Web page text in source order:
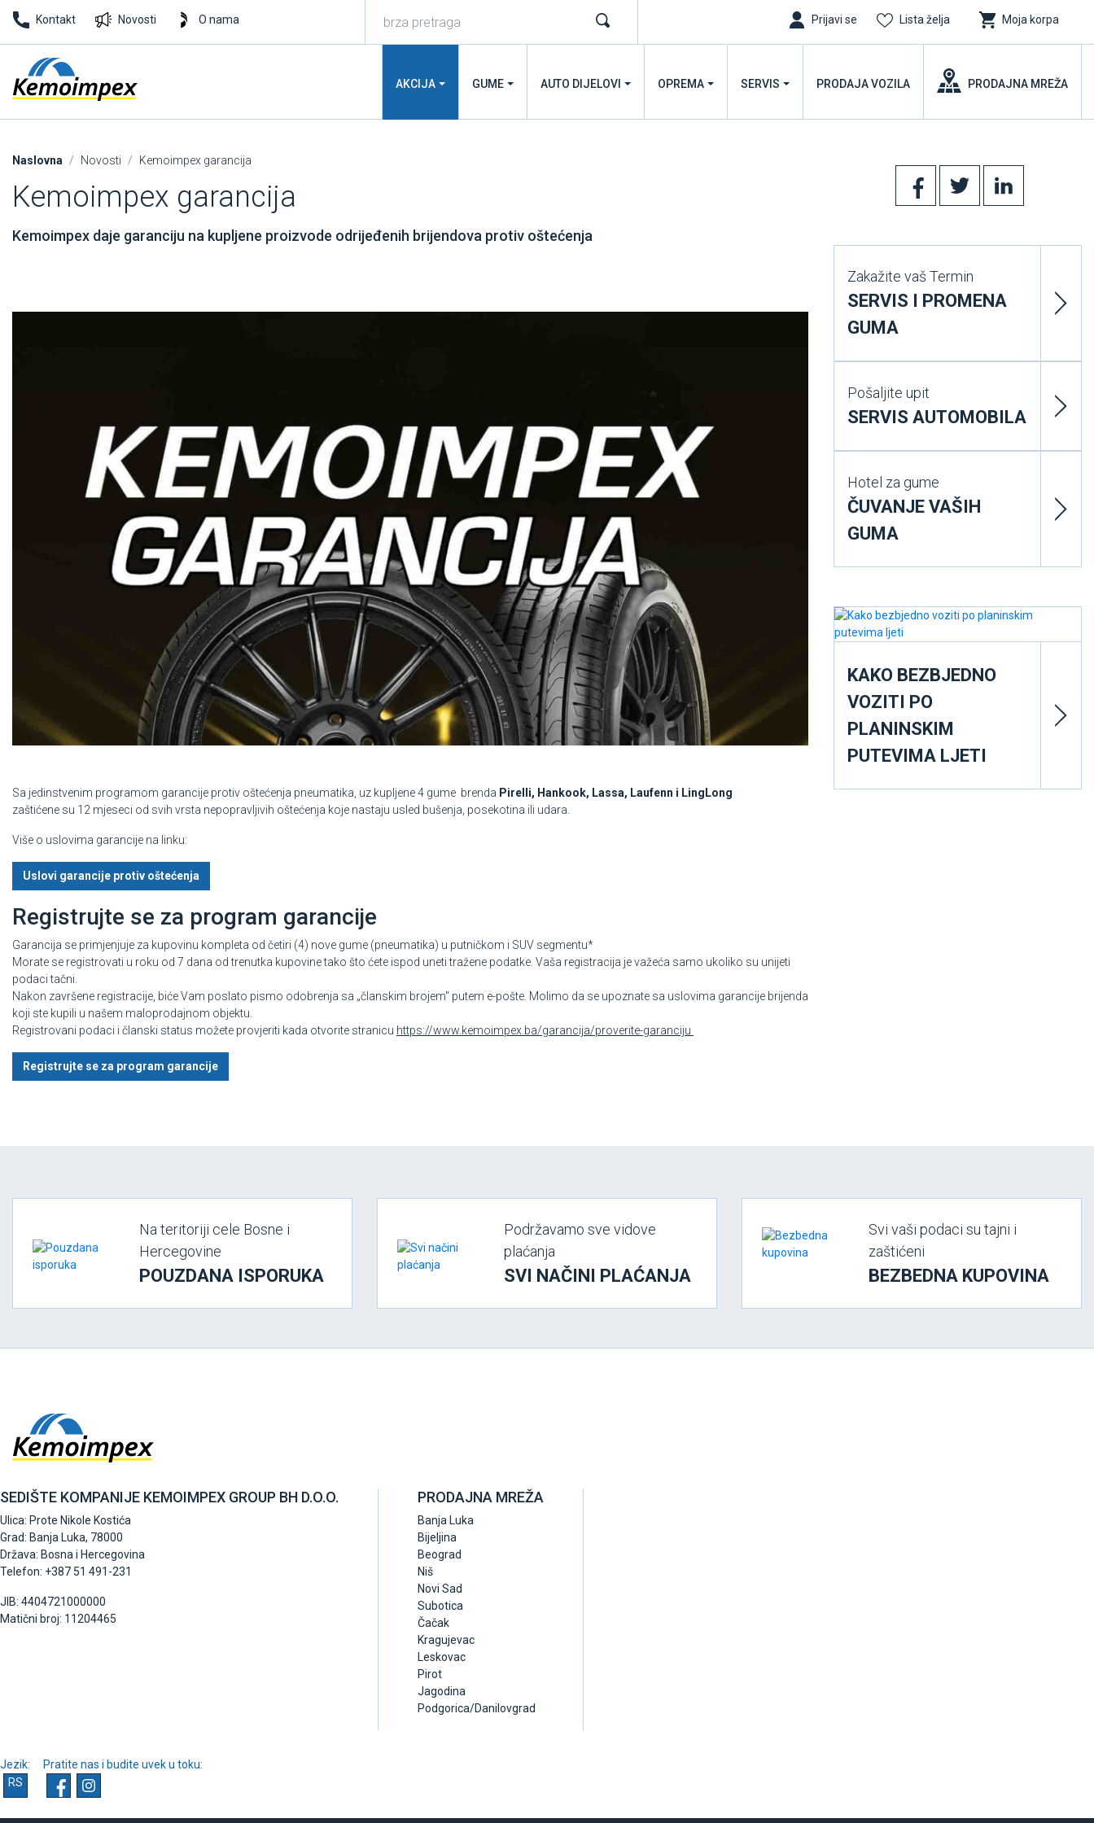
Kontakt Novosti O nama Prijavi se Lista želja Moja korpa
AKCIJA GUME AUTO DIJELOVI OPREMA SERVIS PRODAJA VOZILA PRODAJNA MREŽA
Naslovna Novosti Kemoimpex garancija
Kemoimpex garancija
Kemoimpex daje garanciju na kupljene proizvode odrijeđenih brijendova protiv oštećenja
Sa jedinstvenim programom garancije protiv oštećenja pneumatika, uz kupljene 4 gume brenda Pirelli, Hankook, Lassa, Laufenn i LingLong
zaštićene su 12 mjeseci od svih vrsta nepopravljivih oštećenja koje nastaju usled bušenja, posekotina ili udara.
Više o uslovima garancije na linku:
Uslovi garancije protiv oštećenja
Registrujte se za program garancije
Garancija se primjenjuje za kupovinu kompleta od četiri (4) nove gume (pneumatika) u putničkom i SUV segmentu*
Morate se registrovati u roku od 7 dana od trenutka kupovine tako što ćete ispod uneti tražene podatke. Vaša registracija je važeća samo ukoliko su unijeti
podaci tačni.
Nakon završene registracije, biće Vam poslato pismo odobrenja sa „članskim brojem" putem e-pošte. Molimo da se upoznate sa uslovima garancije brijenda
koji ste kupili u našem maloprodajnom objektu.
Registrovani podaci i članski status možete provjeriti kada otvorite stranicu https://www.kemoimpex.ba/garancija/proverite-garanciju
Registrujte se za program garancije
Zakažite vaš Termin
SERVIS I PROMENA
GUMA
Pošaljite upit
SERVIS AUTOMOBILA
Hotel za gume
ČUVANJE VAŠIH
GUMA
KAKO BEZBJEDNO
VOZITI PO
PLANINSKIM
PUTEVIMA LJETI
Na teritoriji cele Bosne i
Hercegovine
POUZDANA ISPORUKA
Podržavamo sve vidove
plaćanja
SVI NAČINI PLAĆANJA
Svi vaši podaci su tajni i
zaštićeni
BEZBEDNA KUPOVINA
SEDIŠTE KOMPANIJE KEMOIMPEX GROUP BH D.O.O.
Ulica: Prote Nikole Kostića
Grad: Banja Luka, 78000
Država: Bosna i Hercegovina
Telefon: +387 51 491-231
JIB: 4404721000000
Matični broj: 11204465
PRODAJNA MREŽA
Banja Luka
Bijeljina
Beograd
Niš
Novi Sad
Subotica
Čačak
Kragujevac
Leskovac
Pirot
Jagodina
Podgorica/Danilovgrad
Jezik:
RS
Pratite nas i budite uvek u toku: